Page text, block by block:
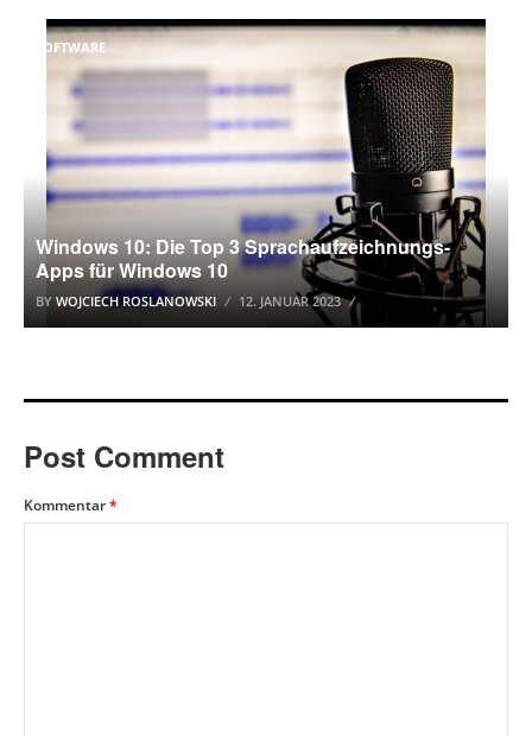
SOFTWARE
Windows 10: Die Top 3 Sprachaufzeichnungs-
Apps für Windows 10
BY WOJCIECH ROSLANOWSKI 12. JANUAR 2023
Post Comment
Kommentar*